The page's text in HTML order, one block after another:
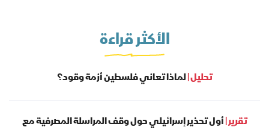
الأكثر قراءة
تحليل |لماذا تعاني فلسطين أزمة وقود؟
تقرير |أول تحذير إسرائيلي حول وقف المراسلة المصرفية مع